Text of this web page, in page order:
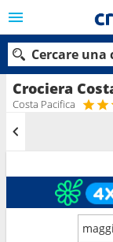
Costa Pacifica
Cercare una
Le nostre
Mesi di
Porti